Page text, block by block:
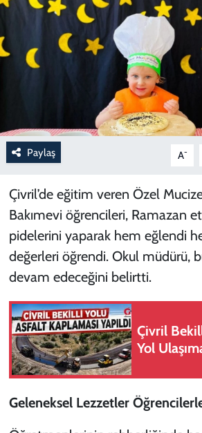
Paylaş A-
Çivril’de eğitim veren Özel
Bakımevi öğrencileri, Ramazan
pidelerini yaparak hem eğlendi
değerleri öğrendi. Okul müdürü,
devam edeceğini belirtti.
Çivril
Yol
Geleneksel Lezzetler